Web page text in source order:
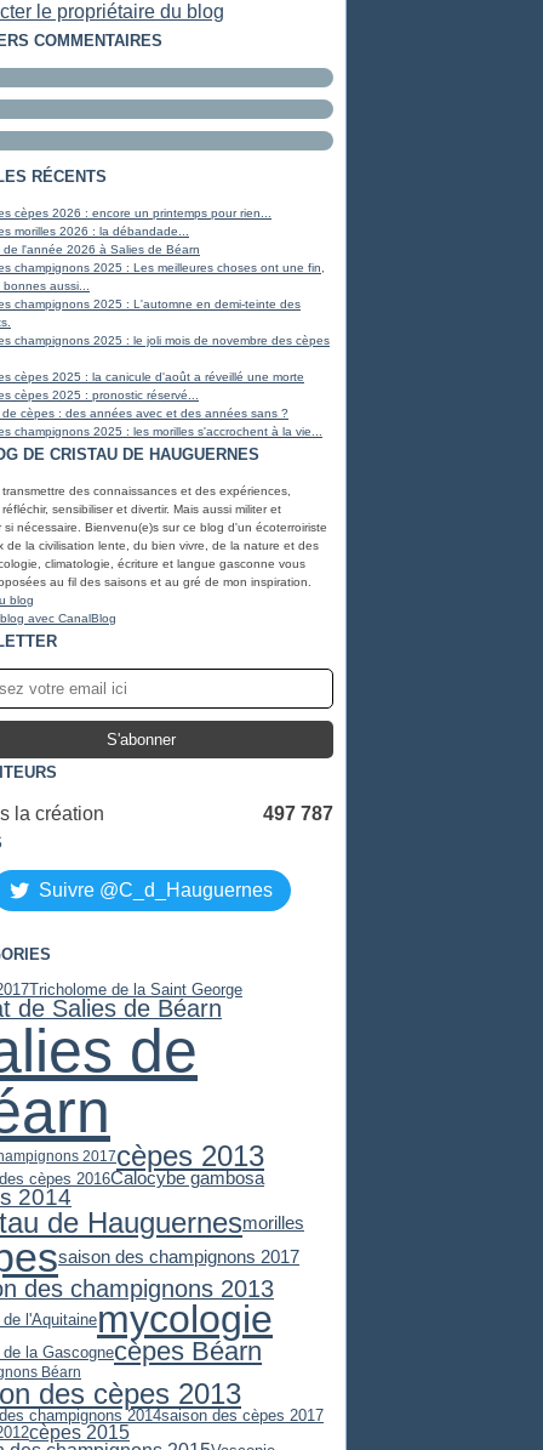
le propriétaire du blog
COMMENTAIRES
RÉCENTS
cèpes 2026 : encore un printemps pour rien...
morilles 2026 : la débandade...
de l'année 2026 à Salies de Béarn
champignons 2025 : Les meilleures choses ont une fin,
aussi...
champignons 2025 : L'automne en demi-teinte des
champignons 2025 : le joli mois de novembre des cèpes
cèpes 2025 : la canicule d'août a réveillé une morte
cèpes 2025 : pronostic réservé...
cèpes : des années avec et des années sans ?
champignons 2025 : les morilles s'accrochent à la vie...
DE CRISTAU DE HAUGUERNES
des connaissances et des expériences,
sensibiliser et divertir. Mais aussi militer et
si nécessaire. Bienvenu(e)s sur ce blog d'un écoterroiriste
de la civilisation lente, du bien vivre, de la nature et des
climatologie, écriture et langue gasconne vous
au fil des saisons et au gré de mon inspiration.
blog
avec CanalBlog
la création 497 787
Suivre @C_d_Hauguernes
Tricholome de la Saint George
de Salies de Béarn
de
2017cèpes 2013
cèpes 2016Calocybe gambosa
2014
de Hauguernesmorilles
saison des champignons 2017
des champignons 2013
de l'Aquitainemycologie
de la Gascognecèpes Béarn
Béarn
des cèpes 2013
champignons 2014saison des cèpes 2017
cèpes 2015